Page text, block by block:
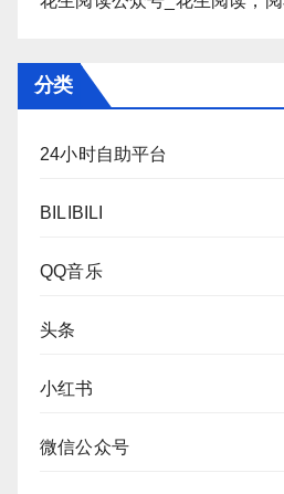
分类
24小时自助平台
BILIBILI
QQ音乐
头条
小红书
微信公众号